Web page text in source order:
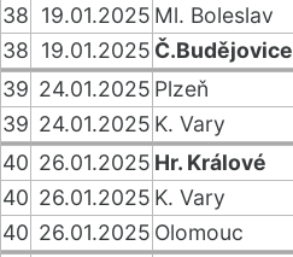
38 19.01.2025 Ml. Boleslav
38 19.01.2025 Č.Budějovice
39 24.01.2025 Plzeň
39 24.01.2025 K. Vary
40 26.01.2025 Hr. Králové
40 26.01.2025 K. Vary
40 26.01.2025 Olomouc